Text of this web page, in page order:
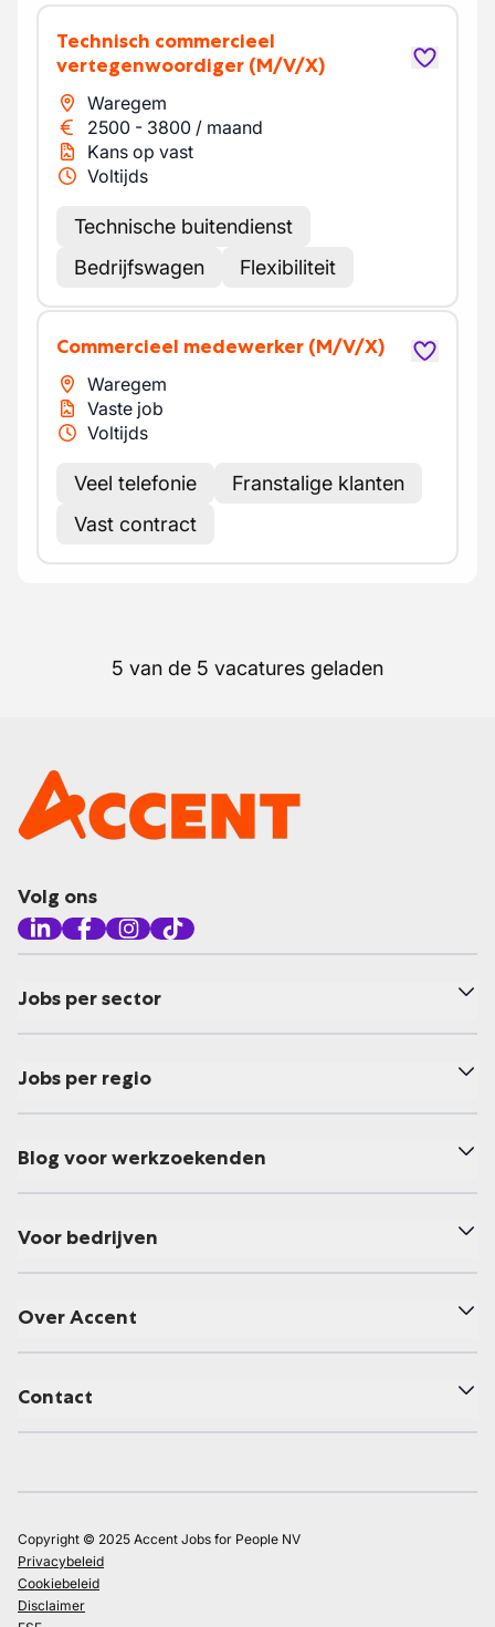
Technisch commercieel
vertegenwoordiger (M/V/X)
Waregem
2500 - 3800 / maand
Kans op vast
Voltijds
Technische buitendienst
Bedrijfswagen
Flexibiliteit
Commercieel medewerker (M/V/X)
Waregem
Vaste job
Voltijds
Veel telefonie
Franstalige klanten
Vast contract
5 van de 5 vacatures geladen
Volg ons
Jobs per sector
Jobs per regio
Blog voor werkzoekenden
Voor bedrijven
Over Accent
Contact
Copyright © 2025 Accent Jobs for People NV
Privacybeleid
Cookiebeleid
Disclaimer